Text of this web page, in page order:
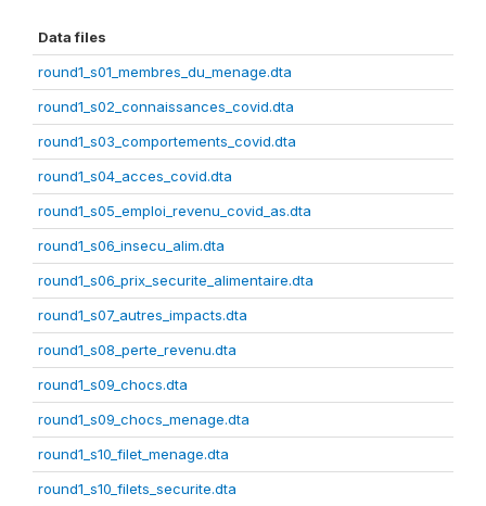
Data files
round1_s01_membres_du_menage.dta
round1_s02_connaissances_covid.dta
round1_s03_comportements_covid.dta
round1_s04_acces_covid.dta
round1_s05_emploi_revenu_covid_as.dta
round1_s06_insecu_alim.dta
round1_s06_prix_securite_alimentaire.dta
round1_s07_autres_impacts.dta
round1_s08_perte_revenu.dta
round1_s09_chocs.dta
round1_s09_chocs_menage.dta
round1_s10_filet_menage.dta
round1_s10_filets_securite.dta